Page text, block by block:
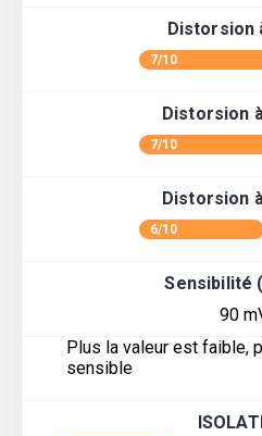
Distorsion
7/10
Distorsion
7/10
Distorsion
6/10
Sensibilité
90
Plus la valeur est faible,
sensible